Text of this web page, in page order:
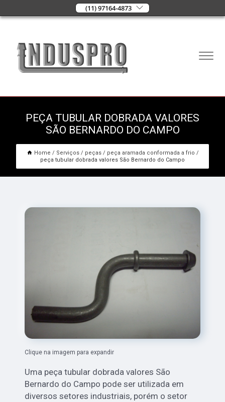
(11) 97164-4873
PEÇA TUBULAR DOBRADA VALORES
SÃO BERNARDO DO CAMPO
Home Serviços peças
peça aramada conformada a frio
peça tubular dobrada valores São Bernardo do Campo
Clique na imagem para expandir
Uma peça tubular dobrada valores São
Bernardo do Campo pode ser utilizada em
diversos setores industriais, porém o setor